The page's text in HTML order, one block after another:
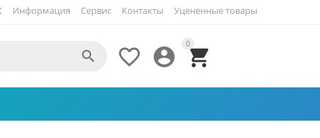
Информация Сервис Контакты Уцененные товары
0



